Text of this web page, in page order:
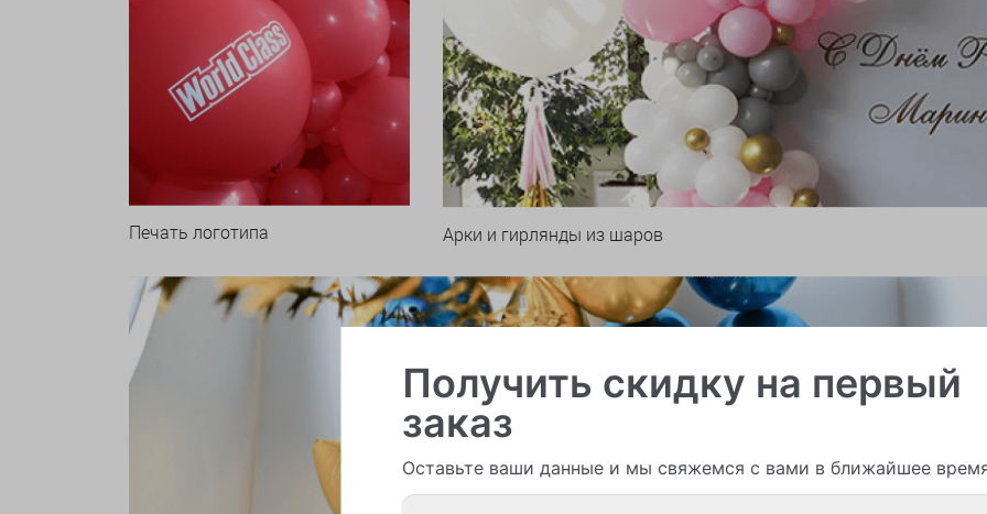
Печать логотипа Арки и гирлянды из шаров
Получить скидку на первый
заказ
Оставьте ваши данные и мы свяжемся с вами в ближайшее